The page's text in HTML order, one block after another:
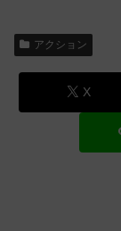
アクション
X